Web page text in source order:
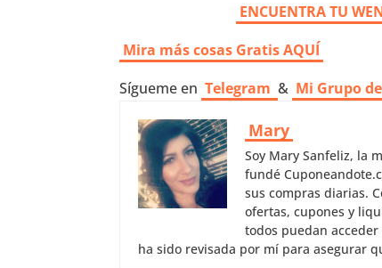
ENCUENTRA TU
Mira más cosas Gratis AQUÍ
Sígueme en Telegram & Mi Grupo
Mary
Soy Mary Sanfeliz, la
fundé
sus compras diarias.
ofertas, cupones y
todos puedan
ha sido revisada por mí para asegurar